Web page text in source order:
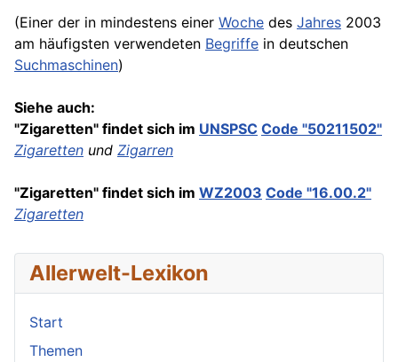
(Einer der in mindestens einer Woche des Jahres 2003
am häufigsten verwendeten Begriffe in deutschen
Suchmaschinen)
Siehe auch:
"Zigaretten" findet sich im UNSPSC Code "50211502"
Zigaretten und Zigarren
"Zigaretten" findet sich im WZ2003 Code "16.00.2"
Zigaretten
Allerwelt-Lexikon
Start
Themen